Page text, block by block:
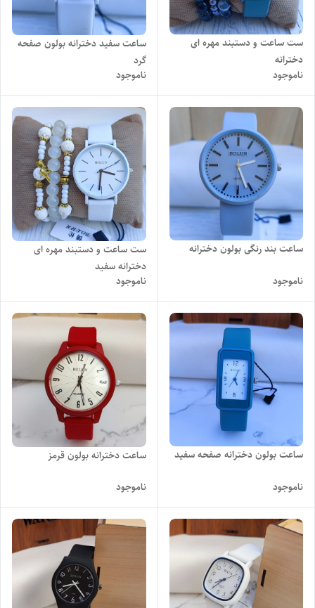
ست ساعت و دستبند مهره ای
دخترانه
ناموجود
ساعت سفید دخترانه بولون صفحه
گرد
ناموجود
ساعت بند رنگی بولون دخترانه
ناموجود
ست ساعت و دستبند مهره ای
دخترانه سفید
ناموجود
ساعت بولون دخترانه صفحه سفید
ناموجود
ساعت دخترانه بولون قرمز
ناموجود